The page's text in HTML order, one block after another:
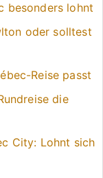
besonders lohnt
oder solltest
Reise passt
die
City: Lohnt sich